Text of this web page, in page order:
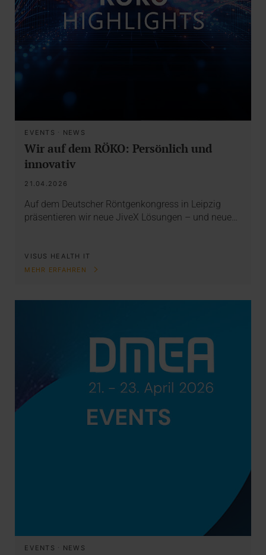
EVENTS · NEWS
Wir auf dem RÖKO: Persönlich und
innovativ
21.04.2026
Auf dem Deutscher Röntgenkongress in Leipzig
präsentieren wir neue JiveX Lösungen – und neue…
VISUS HEALTH IT
MEHR ERFAHREN
EVENTS · NEWS